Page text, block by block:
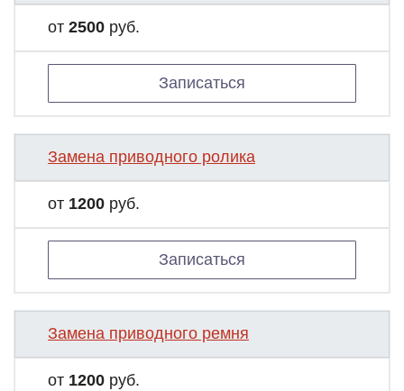
от 2500 руб.
Записаться
Замена приводного ролика
от 1200 руб.
Записаться
Замена приводного ремня
от 1200 руб.